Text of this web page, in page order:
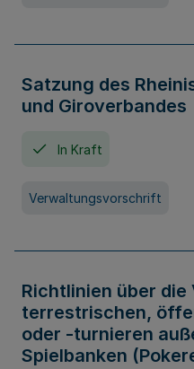
Satzung des
und Giroverbandes
In Kraft
Verwaltungsvorschrift
Richtlinien über
terrestrischen,
oder -turnieren
Spielbanken